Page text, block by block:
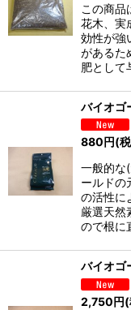
この商品
花木、実
効性が強
があるた
肥として
バイオゴ
880円(
一般的な
ールドの
の活性に
厳選天然
ので根に
バイオゴ
2,750円